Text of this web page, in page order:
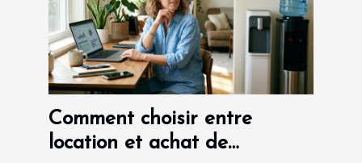
Comment choisir entre
location et achat de